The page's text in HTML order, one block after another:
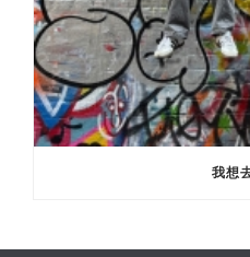
我想